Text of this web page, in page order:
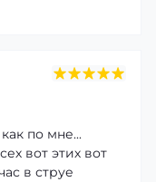
по мне...
вот этих вот
в струе